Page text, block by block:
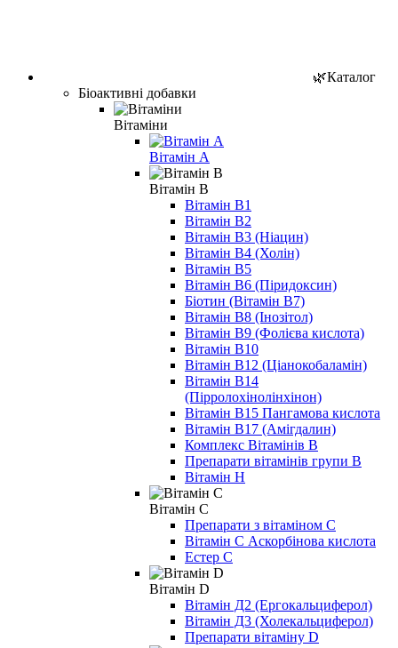
🌿Каталог
Біоактивні добавки
Вітаміни
Вітамін A
Вітамін B
Вітамін B1
Вітамін B2
Вітамін B3 (Ніацин)
Вітамін B4 (Холін)
Вітамін B5
Вітамін В6 (Піридоксин)
Біотин (Вітамін B7)
Вітамін B8 (Інозітол)
Вітамін B9 (Фолієва кислота)
Вітамін B10
Вітамін B12 (Ціанокобаламін)
Вітамін В14
(Пірролохінолінхінон)
Вітамін B15 Пангамова кислота
Вітамін B17 (Амігдалин)
Комплекс Вітамінів B
Препарати вітамінів групи В
Вітамін Н
Вітамін C
Препарати з вітаміном С
Вітамін С Аскорбінова кислота
Естер С
Вітамін D
Вітамін Д2 (Ергокальциферол)
Вітамін Д3 (Холекальциферол)
Препарати вітаміну D